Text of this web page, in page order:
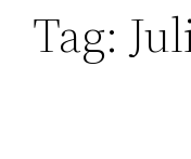
Tag: